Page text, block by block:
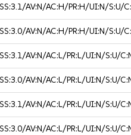
AV:N/AC:H/PR:H/UI:N/S:U/
AV:N/AC:H/PR:H/UI:N/S:U/
AV:N/AC:L/PR:L/UI:N/S:U/
AV:N/AC:L/PR:L/UI:N/S:U/
AV:N/AC:L/PR:L/UI:N/S:U/
AV:N/AC:L/PR:L/UI:N/S:U/